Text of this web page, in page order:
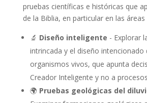
pruebas científicas e históricas que
de la Biblia, en particular en las áreas
🔬 Diseño inteligente - Explorar
intrincada y el diseño intencionado
organismos vivos, que apunta
Creador Inteligente y no a
🌍 Pruebas geológicas del